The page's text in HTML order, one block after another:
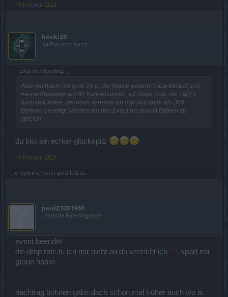
19 Februar 2021
hecki25
Nachwuchs-Autor
Zitat von Spielling: ↑
Also nachdem ich grob 2h in der Wüste gefarmt habe beläuft sich
meine Ausbeute auf 62 Kaffeebohnen, ich habe zwar die FAQ´s
nicht gefunden, dennoch vermute ich mal das mehr als 360
Bohnen benötigt werden um das Event bis zum III Balken zu
spielen.
du bist ein echter glückspilz
19 Februar 2021
jordywinchester gefällt dies.
paul21061969
Lebende Forenlegende
event beendet
die drop rate tu ich mir nicht an da verzicht ich *** spart mir
graue haare
nachtrag bohnen gabs doch schon mal früher auch wo is